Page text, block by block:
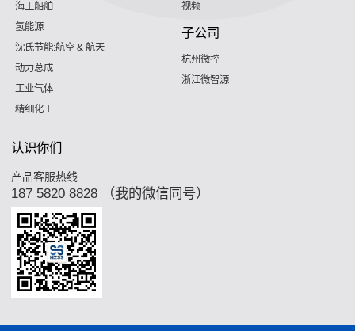
海工船舶
氢能源
沈氏节能:航空 & 航天
动力总成
工业气体
精细化工
视频
子公司
杭州微控
浙江微智源
认识你们
产品客服热线
187 5820 8828 （我的微信同号）